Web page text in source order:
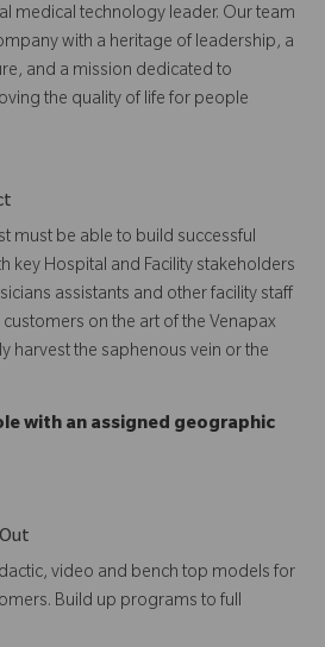
medical technology leader. Our team
with a heritage of leadership, a
and a mission dedicated to
the quality of life for people
must be able to build successful
key Hospital and Facility stakeholders
assistants and other facility staff
on the art of the Venapax
harvest the saphenous vein or the
with an assigned geographic
video and bench top models for
Build up programs to full